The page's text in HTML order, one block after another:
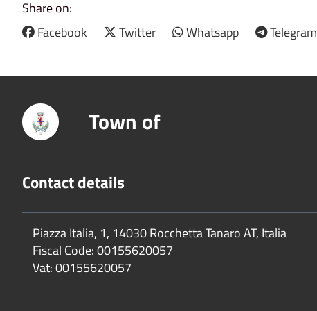
Share on:
Facebook
Twitter Whatsapp Telegram
Town of
Contact details
Piazza Italia, 1, 14030 Rocchetta Tanaro AT, Italia
Fiscal Code:00155620057
Vat:00155620057